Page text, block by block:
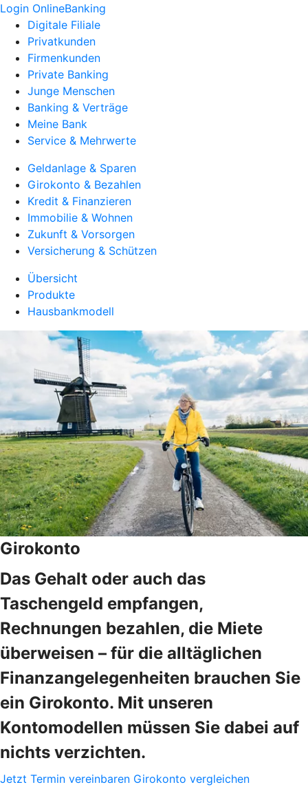
Login OnlineBanking
Digitale Filiale
Privatkunden
Firmenkunden
Private Banking
Junge Menschen
Banking & Verträge
Meine Bank
Service & Mehrwerte
Geldanlage & Sparen
Girokonto & Bezahlen
Kredit & Finanzieren
Immobilie & Wohnen
Zukunft & Vorsorgen
Versicherung & Schützen
Übersicht
Produkte
Hausbankmodell
Girokonto
Das Gehalt oder auch das
Taschengeld empfangen,
Rechnungen bezahlen, die Miete
überweisen – für die alltäglichen
Finanzangelegenheiten brauchen Sie
ein Girokonto. Mit unseren
Kontomodellen müssen Sie dabei auf
nichts verzichten.
Jetzt Termin vereinbaren Girokonto vergleichen